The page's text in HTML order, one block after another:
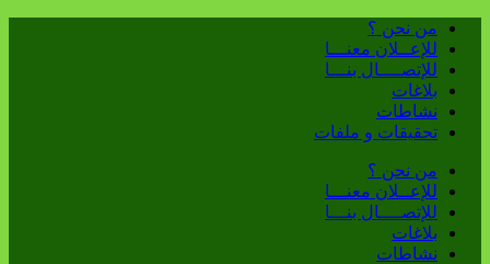
من نحن ؟
للإعــلان معنـــا
للإتصــــال بنـــا
بلاغات
نشاطات
تحقيقات و ملفات
من نحن ؟
للإعــلان معنـــا
للإتصــــال بنـــا
بلاغات
نشاطات